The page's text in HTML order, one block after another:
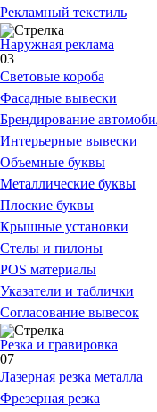
Рекламный текстиль
Наружная реклама
03
Световые короба
Фасадные вывески
Брендирование
Интерьерные вывески
Объемные буквы
Металлические буквы
Плоские буквы
Крышные установки
Стелы и пилоны
POS материалы
Указатели и таблички
Согласование вывесок
Резка и гравировка
07
Лазерная резка металла
Фрезерная резка